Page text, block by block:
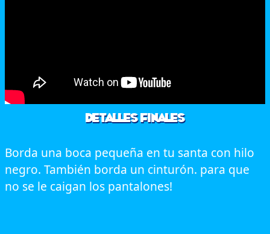
Detalles finales
Borda una boca pequeña en tu santa con hilo
negro. También borda un cinturón. para que
no se le caigan los pantalones!